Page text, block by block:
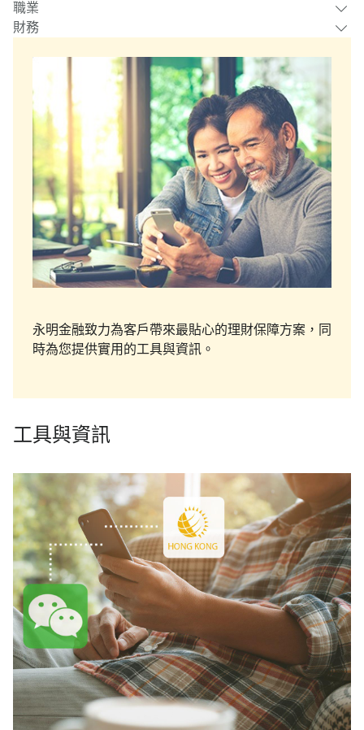
職業
財務
永明金融致力為客戶帶來最貼心的理財保障方案，同
時為您提供實用的工具與資訊。
工具與資訊